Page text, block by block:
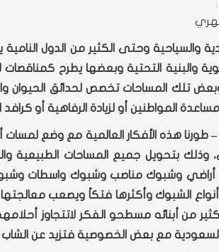
والسياحية وحتى الكثير من الدول
والبنية التحتية وبعضها يطرح
تلك المساحات تخصص لحدائق الحيوان
المواطنين أو لزيادة الرفاهية أو
– طورنا هذه الأفكار العالمية مع وضع
وذلك بتحويل جميع المساحات الطبيعية
أراضي وشبوك مناصب وشبوك واسطات
الشبوك وأكثرها فتكاً ويصعب
من أبنائه مسطحو الفكر لاتتجاوز
مع بعض الخصوصية فتزيد عن الشاب